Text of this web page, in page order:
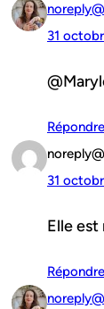
31
Répondre
31
Elle
Répondre